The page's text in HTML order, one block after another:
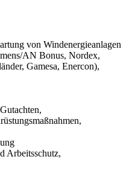
von Windenergieanlagen
AN Bonus, Nordex,
Gamesa, Enercon),
Arbeitsschutz,